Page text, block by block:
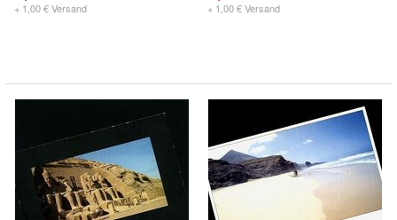
+ 1,00 € Versand + 1,00 € Versand